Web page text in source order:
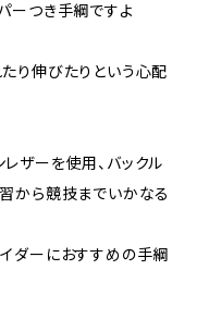
ーつき手綱ですよ
り伸びたりという心配
ザーを使用、バックル
から競技までいかなる
ダーにおすすめの手綱